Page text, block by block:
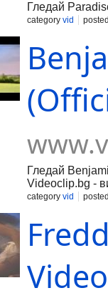
Гледай
category vid
Гледай
Videoclip.bg -
category vid